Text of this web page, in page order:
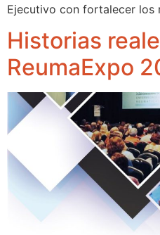
Ejecutivo con fortalecer los
Historias
ReumaExpo